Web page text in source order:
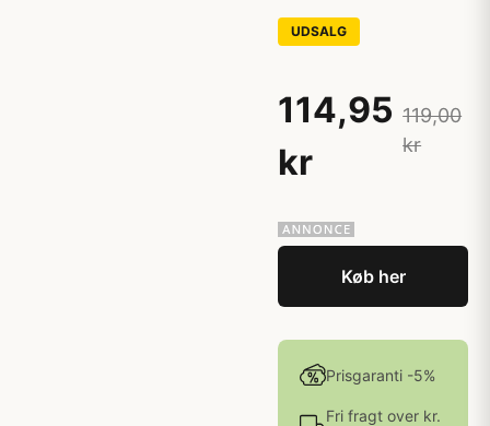
UDSALG
114,95
kr
119,00
kr
Køb her
Prisgaranti -5%
Fri fragt over kr.